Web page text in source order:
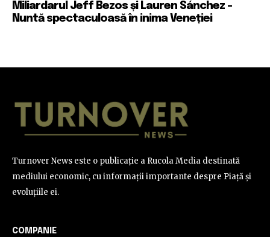
Miliardarul Jeff Bezos și Lauren Sánchez –
Nuntă spectaculoasă în inima Veneției
Turnover News este o publicație a Rucola Media destinată
mediului economic, cu informații importante despre Piață și
evoluțiile ei.
COMPANIE